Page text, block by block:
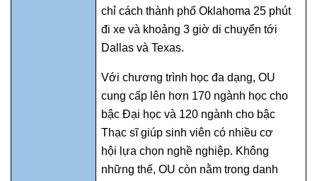
chỉ cách thành phố Oklahoma 25 phút
đi xe và khoảng 3 giờ di chuyển tới
Dallas và Texas.
Với chương trình học đa dạng, OU
cung cấp lên hơn 170 ngành học cho
bậc Đại học và 120 ngành cho bậc
Thạc sĩ giúp sinh viên có nhiều cơ
hội lựa chọn nghề nghiệp. Không
những thế, OU còn nằm trong danh